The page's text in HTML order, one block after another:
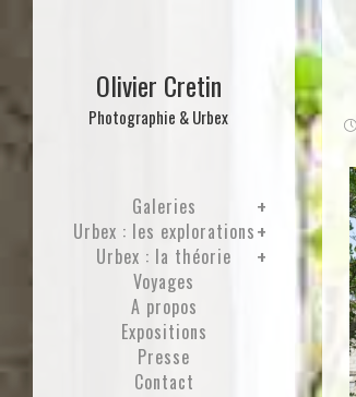
Olivier Cretin
Photographie & Urbex
Galeries
Urbex : les explorations
Urbex : la théorie
Voyages
A propos
Expositions
Presse
Contact